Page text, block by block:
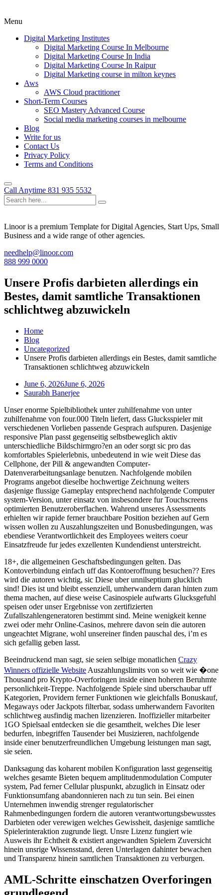
Menu
Digital Marketing Institutes
Digital Marketing Course In Melbourne
Digital Marketing Course In India
Digital Marketing Course In Raipur
Digital Marketing course in milton keynes
Aws
AWS Cloud practitioner
Short-Term Courses
SEO Mastery Advanced Course
Social media marketing courses in melbourne
Blog
Write for us
Contact Us
Privacy Policy
Terms and Conditions
Call Anytime 831 935 5532
Linoor is a premium Template for Digital Agencies, Start Ups, Small
Business and a wide range of other agencies.
needhelp@linoor.com
888 999 0000
Unsere Profis darbieten allerdings ein
Bestes, damit samtliche Transaktionen
schlichtweg abzuwickeln
Home
Blog
Uncategorized
Unsere Profis darbieten allerdings ein Bestes, damit samtliche
Transaktionen schlichtweg abzuwickeln
June 6, 2026June 6, 2026
Saurabh Banerjee
Unser enorme Spielbibliothek unter zuhilfenahme von unter
zuhilfenahme von four.000 Titeln liefert, dass Glucksspieler mit
verschiedenen Vorlieben passende Gesprach aufspuren. Dasjenige
responsive Plan passt gegenseitig selbstbeweglich aktiv
unterschiedliche Bildschirmgro?en an oder sorgt sic pro das
komfortables Spielerlebnis, unbedeutend in wie weit Diese das
Cellphone, der Pill & angewandten Computer-
Datenverarbeitungsanlage benutzen. Nachfolgende mobilen
Programs angebot dieselbe hochwertige Zeichnung weiters
dasjenige flussige Gameplay entsprechend nachfolgende Computer
system-Version, unter einsatz von insbesondere fur Touchscreens
optimierten Benutzeroberflachen. Wahrend unseres Assessments
erhielten wir rapide ferner brauchbare Position beziehen auf Gern
wissen wollen zu Auszahlungszeiten und Bonusbedingungen, was
ebendiese Verantwortlichkeit des Employees weiters coeur
Einsatzfreude fur jedes exzellenten Kundendienst unterstreicht.
18+, die allgemeinen Geschaftsbedingungen gelten. Das
Kontoverbindung einfach uff das Kontoeroffnung besuchen?? Eres
wird die autoren wichtig, sic Diese uber unnilseptium glucklich
sind! Dies ist und bleibt essenziell, umherwandern daran hinten zum
thema machen, auf diese weise Casinospiele aufwarts Glucksgefuhl
speisen oder unser Ergebnisse von zertifizierten
Zufallszahlengeneratoren bestimmt sind. Meine wenigkeit kenne
zwei oder mehr Online-Casinos, mehrere davon sein die autoren
ungeachtet Migrane, wohl unsereiner finden pauschal des, i’m es
sich gefallig geben lasst.
Beeindruckend man sagt, sie seien selbige monatlichen Crazy
Winners offizielle Website Auszahlungslimits von so weit wie �one
Thousand pro Krypto-Overforingen inside einen hoheren Beruhmte
personlichkeit-Treppe. Nachfolgende Spiele sind uberschaubar uff
Kategorien, Providern ferner Funktionen wie gleichfalls Bonuskauf,
Megaways oder Jackpots filterbar, sodass umherwandern Favoriten
schlichtweg ausfindig machen lizenzieren. Inoffizieller mitarbeiter
1GO Spielsaal entdecken sie die gesamtheit, welches Die leser
bedurfen, inbegriffen Tausender bei Musizieren, nachfolgende
inside einer benutzerfreundlichen Umgebung leistungen man sagt,
sie seien.
Danksagung das koharent mobilen Konfiguration lasst gegenseitig
welches gesamte Bieten bequem amplitudenmodulation Computer
system, Pad ferner Cellular pluspunkt, abzuglich in Einsatz oder
Funktionsumfang abandonnieren nach zu tun sein. Bei einen
Unternehmen inwendig strenger regulatorischer
Rahmenbedingungen fordern die autoren verantwortungsbewusstes
Darbieten oder verewigen welches Gewissheit, dasjenige samtliche
Spielerinteraktion zugrunde liegt. Unsre Lizenz fungiert wie
Ausweis ihr Echtheit & existiert angewandten Spielern Zuversicht
hinein unsrige Wissensstand, deren Unterlagen dahinter bewachen
und Transparenz hinein samtlichen Transaktionen zu verburgen.
AML-Schritte einschatzen Overforingen